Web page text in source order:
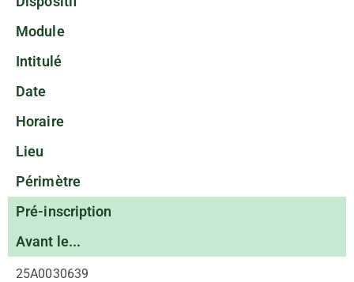
Module
Intitulé
Date
Horaire
Lieu
Périmètre
Pré-inscription
Avant le...
25A0030639